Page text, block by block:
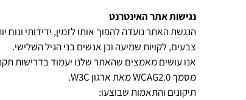
נגישות אתר האינטרנט
הנגשת האתר נועדה להפוך אותו לזמין, ידידותי ונוח
צבעים, לקויות שמיעה וכן אנשים בני הגיל השלישי.
מסמךWCAG2.0מאת ארגון W3C
.
תיקונים והתאמות שבוצעו: